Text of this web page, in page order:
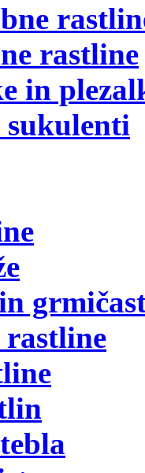
rastline
in
rastline